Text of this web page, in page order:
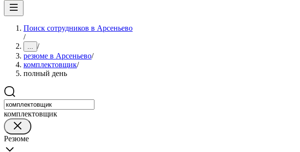
Поиск сотрудников в Арсеньево
/
... /
резюме в Арсеньево/
комплектовщик/
полный день
комплектовщик
Резюме